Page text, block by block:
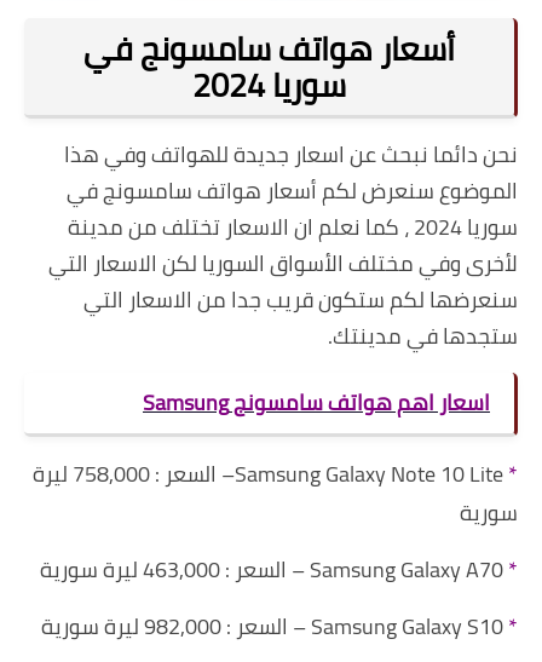
أسعار هواتف سامسونج في
سوريا 2024
نحن دائما نبحث عن اسعار جديدة للهواتف وفي هذا
الموضوع سنعرض لكم أسعار هواتف سامسونج في
سوريا 2024 ، كما نعلم ان الاسعار تختلف من مدينة
لأخرى وفي مختلف الأسواق السوريا لكن الاسعار التي
سنعرضها لكم ستكون قريب جدا من الاسعار التي
ستجدها في مدينتك.
اسعار اهم هواتف سامسونج Samsung
*
Samsung Galaxy Note 10 Lite– السعر : 758,000 ليرة
سورية
*Samsung Galaxy A70 – السعر : 463,000 ليرة سورية
*Samsung Galaxy S10 – السعر : 982,000 ليرة سورية